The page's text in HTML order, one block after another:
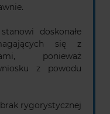
doskonałe
się z
ponieważ
z powodu
rygorystycznej